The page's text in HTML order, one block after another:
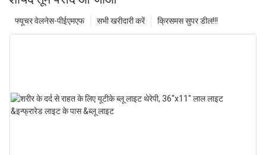
क्रिसमस सुपर डील!!!
सभी खरीदारी करें
फ्यूचर वेलनेस-पीईएमएफ